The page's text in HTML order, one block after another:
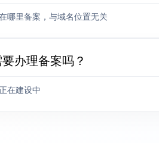
哪里备案，与域名位置无关
办理备案吗？
在建设中